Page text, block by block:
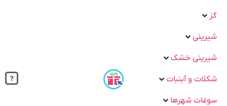
گز
شیرینی
شیرینی خشک
شکلات و آبنبات
سوغات شهرها